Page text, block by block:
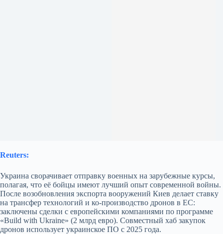
Reuters:
Украина сворачивает отправку военных на зарубежные курсы,
полагая, что её бойцы имеют лучший опыт современной войны.
После возобновления экспорта вооружений Киев делает ставку
на трансфер технологий и ко‑производство дронов в ЕС:
заключены сделки с европейскими компаниями по программе
«Build with Ukraine» (2 млрд евро). Совместный хаб закупок
дронов использует украинское ПО с 2025 года.